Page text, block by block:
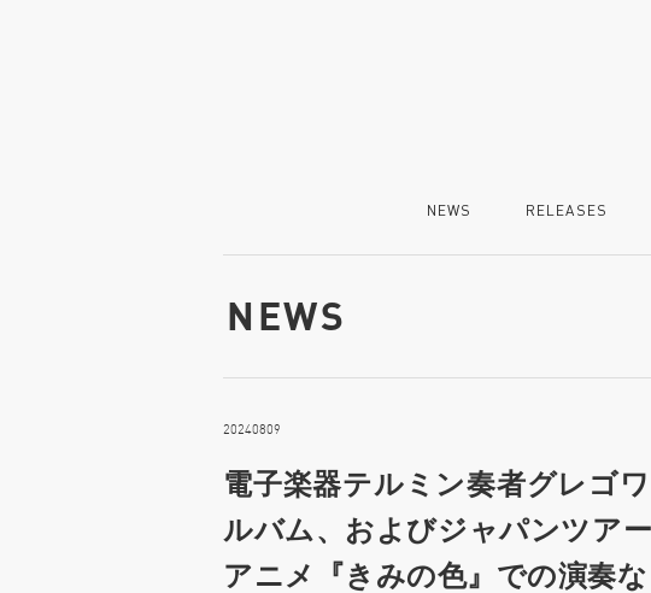
NEWS RELEASES
NEWS
20240809
電子楽器テルミン奏者グレゴ
ルバム、およびジャパンツア
アニメ『きみの色』での演奏